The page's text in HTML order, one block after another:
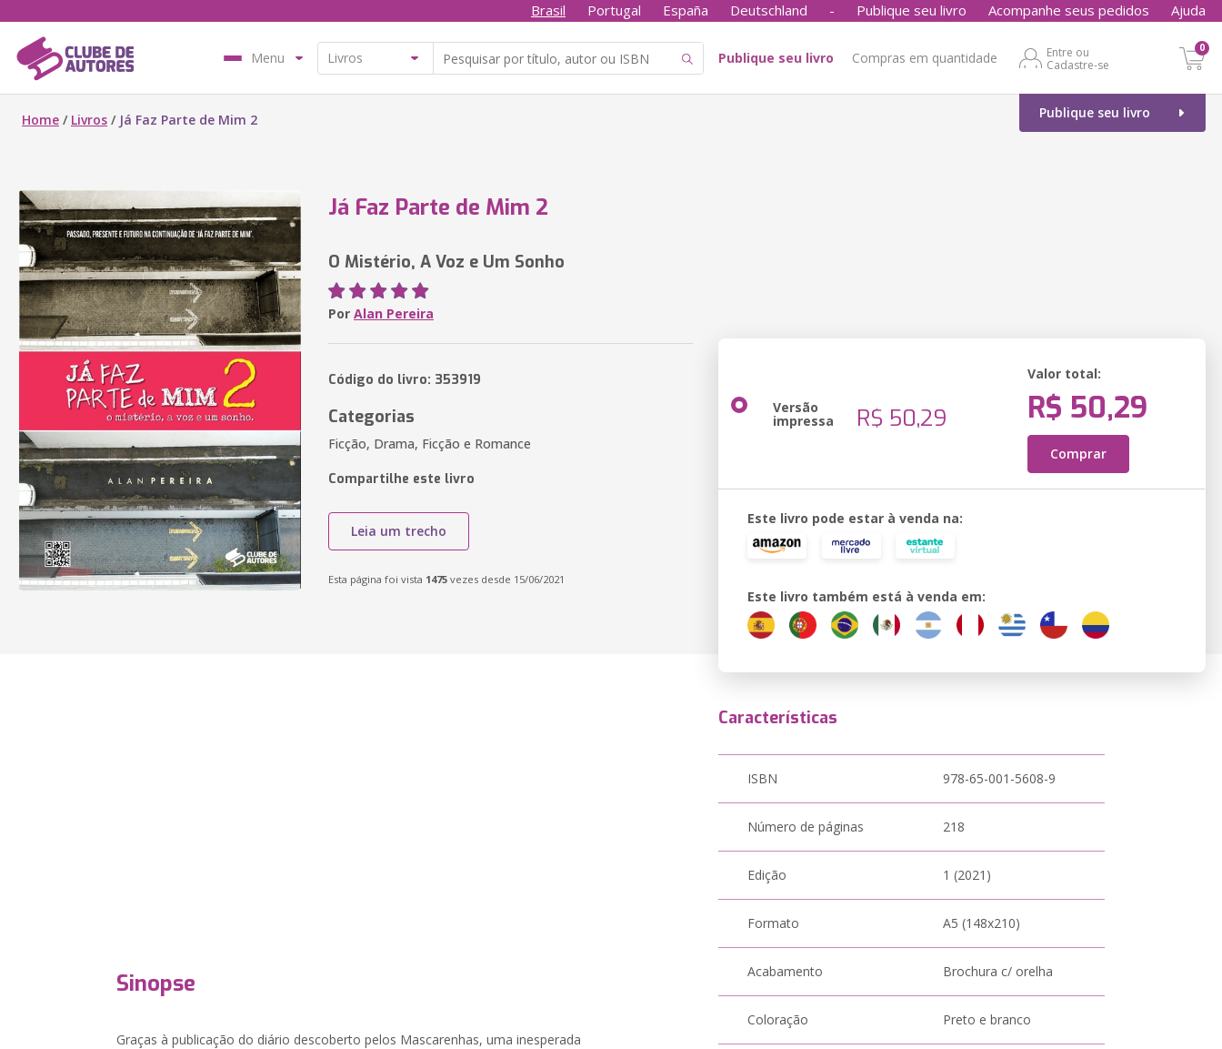
Brasil Portugal España Deutschland - Publique seu livro Acompanhe seus pedidos Ajuda
Menu Publique seu livro Compras em quantidade
Entre ou
Cadastre-se
0
Publique seu livro
Home / Livros / Já Faz Parte de Mim 2
Já Faz Parte de Mim 2
O Mistério, A Voz e Um Sonho
Por Alan Pereira
Código do livro: 353919
Categorias
Ficção, Drama, Ficção e Romance
Compartilhe este livro
Leia um trecho
Esta página foi vista 1475 vezes desde 15/06/2021
Versão
impressa R$ 50,29
Valor total:
R$ 50,29
Comprar
Este livro pode estar à venda na:
Este livro também está à venda em:
Sinopse
Graças à publicação do diário descoberto pelos Mascarenhas, uma inesperada
Características
ISBN 978-65-001-5608-9
Número de páginas 218
Edição 1 (2021)
Formato A5 (148x210)
Acabamento Brochura c/ orelha
Coloração Preto e branco